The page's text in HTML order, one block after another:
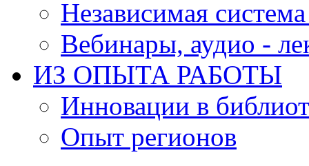
Независимая
Вебинары, аудио -
ИЗ ОПЫТА РАБОТЫ
Инновации в
Опыт регионов